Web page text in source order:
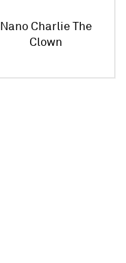
Nano Charlie The
Clown